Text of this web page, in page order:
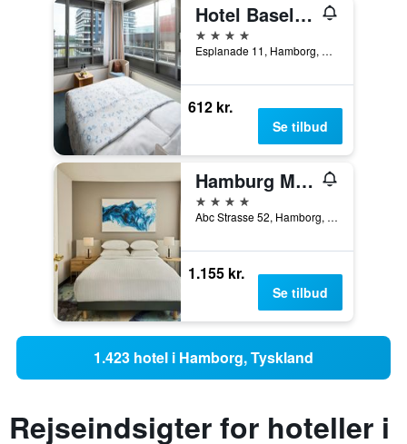
Hotel Baseler Hof
4 stjerner
Esplanade 11, Hamborg, Hamburg, Tyskland
612 kr.
Se tilbud
Hamburg Marriott Hotel
4 stjerner
Abc Strasse 52, Hamborg, Hamburg, Tyskland
1.155 kr.
Se tilbud
1.423 hotel i Hamborg, Tyskland
Rejseindsigter for hoteller i